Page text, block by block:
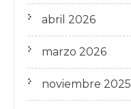
abril 2026
marzo 2026
noviembre 2025